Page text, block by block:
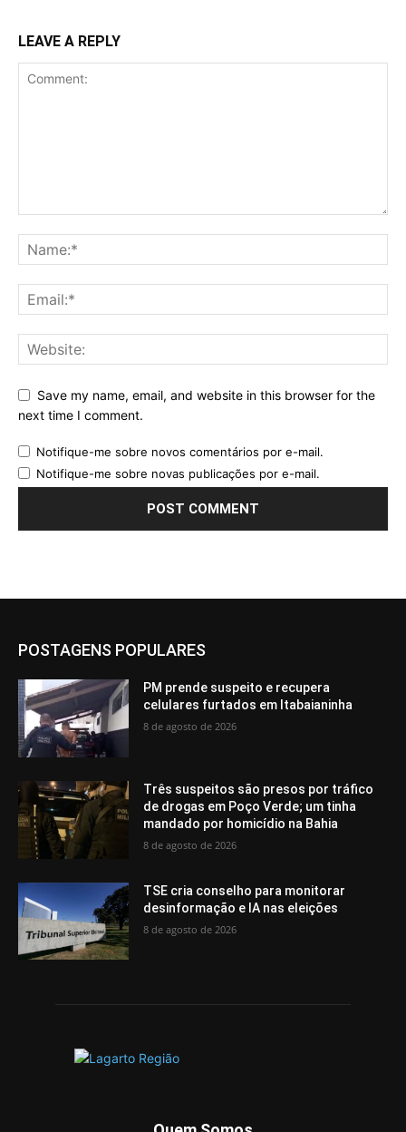
LEAVE A REPLY
Save my name, email, and website in this browser for the
next time I comment.
Notifique-me sobre novos comentários por e-mail.
Notifique-me sobre novas publicações por e-mail.
POSTAGENS POPULARES
PM prende suspeito e recupera
celulares furtados em Itabaianinha
8 de agosto de 2026
Três suspeitos são presos por tráfico
de drogas em Poço Verde; um tinha
mandado por homicídio na Bahia
8 de agosto de 2026
TSE cria conselho para monitorar
desinformação e IA nas eleições
8 de agosto de 2026